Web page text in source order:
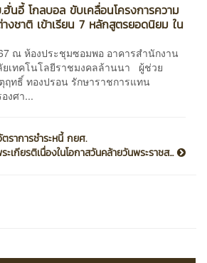
นอี้ โกลบอล ขับเคลื่อนโครงการความ
ชาติ เข้าเรียน 7 หลักสูตรยอดนิยม ใน
ณ ห้องประชุมซอมพอ อาคารสำนักงาน
ยเทคโนโลยีราชมงคลล้านนา ผู้ช่วย
ฤทธิ์ ทองปรอน รักษาราชการแทน
งศา...
าการชำระหนี้ กยศ.
ะเกียรติเนื่องในโอกาสวันคล้ายวันพระราชส...